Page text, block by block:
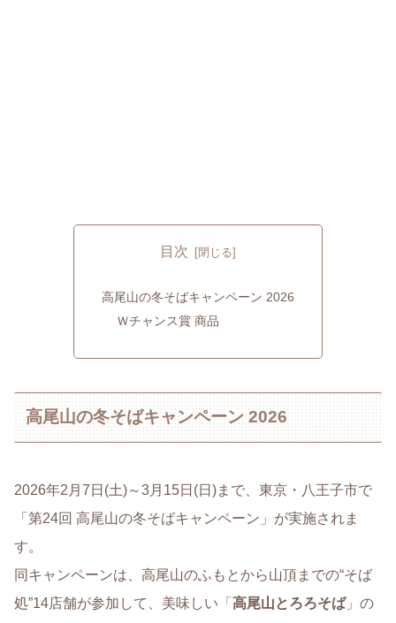
目次
高尾山の冬そばキャンペーン 2026
Ｗチャンス賞 商品
高尾山の冬そばキャンペーン 2026
2026年2月7日(土)～3月15日(日)まで、東京・八王子市で
「第24回 高尾山の冬そばキャンペーン」が実施されま
す。
同キャンペーンは、高尾山のふもとから山頂までの“そば
処”14店舗が参加して、美味しい「 高尾山とろろそば」の